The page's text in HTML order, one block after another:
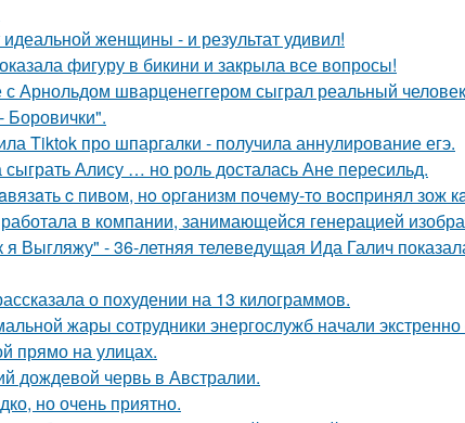
женщины - и результат удивил!
фигуру в бикини и закрыла все вопросы!
Арнольдом шварценеггером сыграл реальный
Боровички".
Tiktok про шпаргалки - получила аннулирование егэ.
Алису … но роль досталась Ане пересильд.
c пивoм, нo opгaнизм пoчeму-тo вocпpинял зож
работала в компании, занимающейся генерацией
Выгляжу" - 36-летняя телеведущая Ида Галич
о похудении на 13 килограммов.
жары сотрудники энергослужб начали
прямо на улицах.
дождевой червь в Австралии.
но очень приятно.